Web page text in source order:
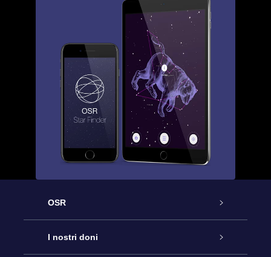
OSR
Assistenza
I nostri doni